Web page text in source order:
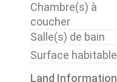
Chambre(s) à
coucher
Salle(s) de bain
Surface habitable
Land Information